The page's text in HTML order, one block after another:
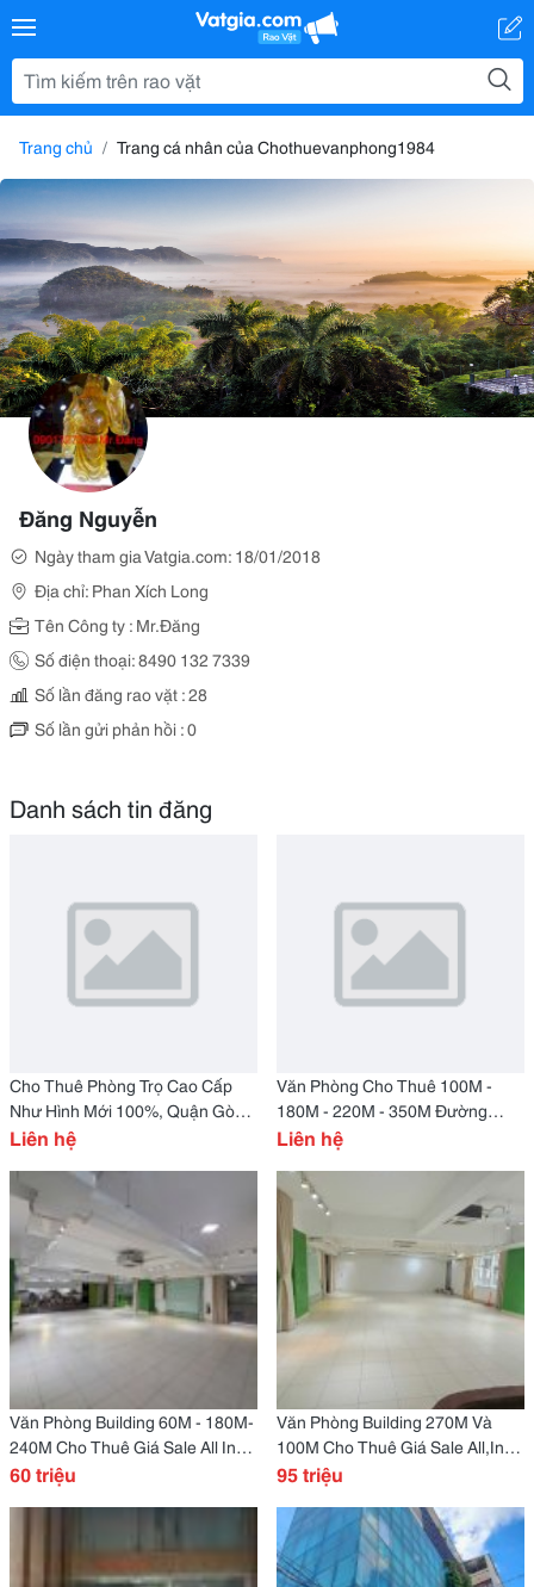
Trang chủ Trang cá nhân của Chothuevanphong1984
Đăng Nguyễn
Ngày tham gia Vatgia.com: 18/01/2018
Địa chỉ: Phan Xích Long
Tên Công ty : Mr.Đăng
Số điện thoại: 8490 132 7339
Số lần đăng rao vặt : 28
Số lần gửi phản hồi : 0
Danh sách tin đăng
Cho Thuê Phòng Trọ Cao Cấp
Như Hình Mới 100%, Quận Gò
Vấp
Liên hệ
Văn Phòng Cho Thuê 100M -
180M - 220M - 350M Đường
Hoàng Diệu, Quận 4.
Liên hệ
Văn Phòng Building 60M - 180M-
240M Cho Thuê Giá Sale All In
Quận 4
60 triệu
Văn Phòng Building 270M Và
100M Cho Thuê Giá Sale All,Inn
Sập Sàn Tại Quận 4
95 triệu